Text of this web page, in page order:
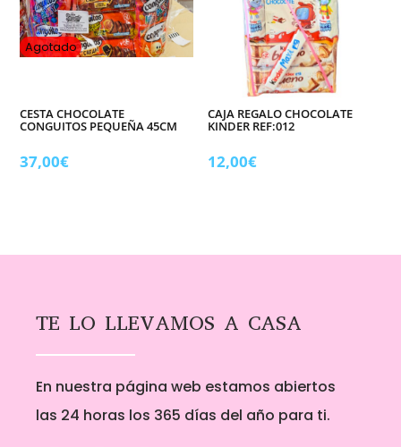
Agotado
CESTA CHOCOLATE
CONGUITOS PEQUEÑA 45CM
37,00€
CAJA REGALO CHOCOLATE
KINDER REF:012
12,00€
TE LO LLEVAMOS A CASA
En nuestra página web estamos abiertos
las 24 horas los 365 días del año para ti.